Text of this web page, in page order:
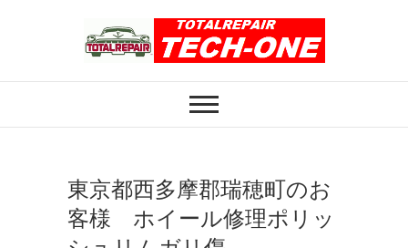
ホイール修理のト
ータルリペアテッ
クワン
東京都西多摩郡瑞穂町のお
客様 ホイール修理ポリッ